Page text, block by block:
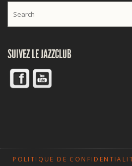
SUIVEZ LE JAZZCLUB
POLITIQUE DE